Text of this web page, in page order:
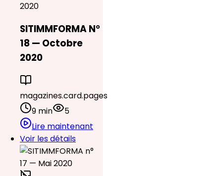
2020
SITIMMFORMA N°
18 — Octobre
2020
magazines.card.pages
9 min
5
Lire maintenant
Voir les détails